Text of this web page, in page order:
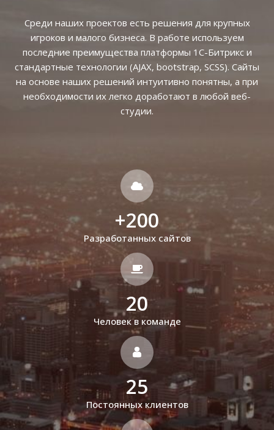
Среди наших проектов есть решения для крупных
игроков и малого бизнеса. В работе используем
последние преимущества платформы 1С-Битрикс и
стандартные технологии (AJAX, bootstrap, SCSS). Сайты
на основе наших решений интуитивно понятны, а при
необходимости их легко доработают в любой веб-
студии.
+200
Разработанных сайтов
20
Человек в команде
25
Постоянных клиентов